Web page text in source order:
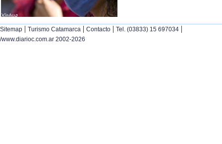
Sitemap | Turismo Catamarca | Contacto | Tel. (03833) 15 697034 |
/www.diarioc.com.ar 2002-2026